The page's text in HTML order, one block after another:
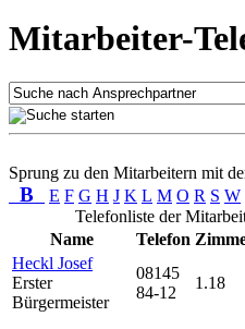
Mitarbeiter-
Sprung zu den Mitarbeitern mit
B E F G H J K L M O R S W
Telefonliste der
Name
Telefon
Heckl Josef
Erster
Bürgermeister
08145
84-12
1.18